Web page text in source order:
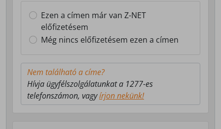
Ezen a címen már van Z-NET
előfizetésem
Még nincs előfizetésem ezen a címen
Nem található a címe?
Hívja ügyfélszolgálatunkat a 1277-es
telefonszámon, vagyírjon nekünk!